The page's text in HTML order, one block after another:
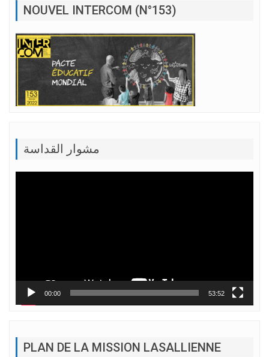
NOUVEL INTERCOM (N°153)
مشوار القداسة
00:00 53:52
PLAN DE LA MISSION LASALLIENNE